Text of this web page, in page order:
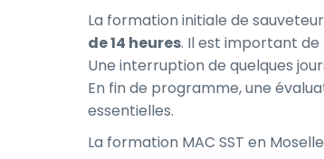
La formation initiale de
de 14 heures. Il est important de
Une interruption de quelques
En fin de programme, une
essentielles.
La formation MAC SST en Moselle